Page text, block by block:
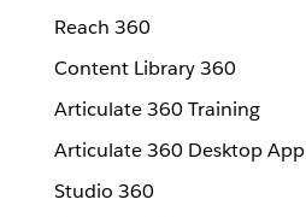
Reach 360
Content Library 360
Articulate 360 Training
Articulate 360 Desktop App
Studio 360